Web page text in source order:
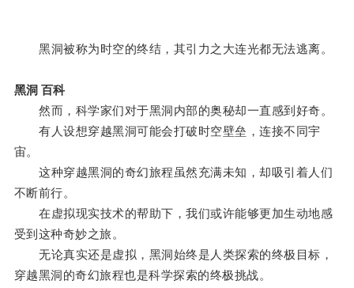
黑洞被称为时空的终结，其引力之大连光都无法逃离。
黑洞 百科
然而，科学家们对于黑洞内部的奥秘却一直感到好奇。
有人设想穿越黑洞可能会打破时空壁垒，连接不同宇
宙。
这种穿越黑洞的奇幻旅程虽然充满未知，却吸引着人们
不断前行。
在虚拟现实技术的帮助下，我们或许能够更加生动地感
受到这种奇妙之旅。
无论真实还是虚拟，黑洞始终是人类探索的终极目标，
穿越黑洞的奇幻旅程也是科学探索的终极挑战。